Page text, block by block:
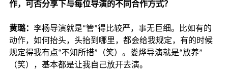
作，可否分享下与每位导演的不同合作方式？
黄璐： 李杨导演就是“管”得比较严，事无巨细。比如有的
动作，如何抬头，头抬到哪里，都会给我规定，有的时候
规定得我有点“不知所措”（笑）。娄烨导演就是“放养”
（笑），基本都是让我自己放开去演。